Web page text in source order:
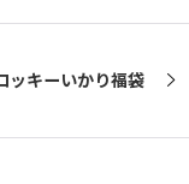
ッキーいかり福袋